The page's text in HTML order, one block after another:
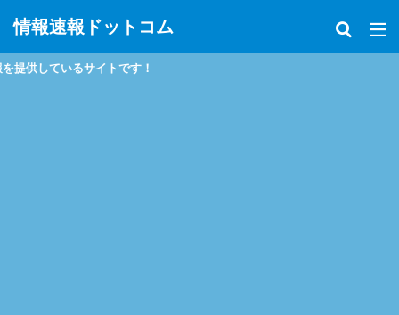
情報速報ドットコム
す！